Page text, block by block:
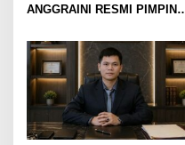
ANGGRAINI RESMI PIMPIN
BAWA KOMITMEN PERKUAT
KAMTIBMAS DAN
PELAYANAN PRESISI